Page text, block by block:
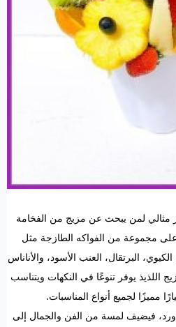
مثالي لمن يبحث عن مزيج من الفخامة
على مجموعة من الفواكه الطازجة مثل
البرتقال، العنب الأسود، والأناناس
اللذيذ يوفر تنوعًا في النكهات ويتناسب
مميزًا لجميع أنواع المناسبات.
فيضيف لمسة من الفن والجمال إلى